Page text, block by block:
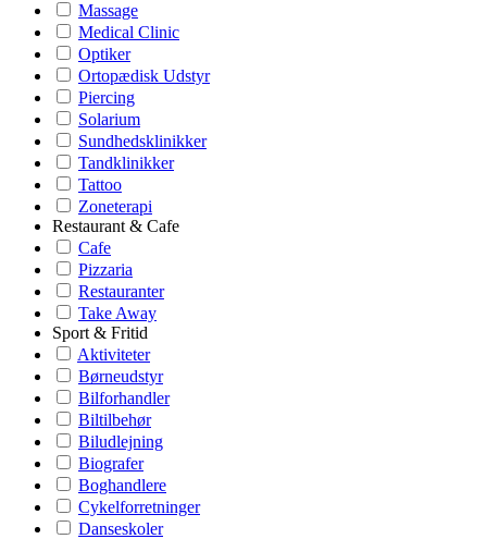
Massage
Medical Clinic
Optiker
Ortopædisk Udstyr
Piercing
Solarium
Sundhedsklinikker
Tandklinikker
Tattoo
Zoneterapi
Restaurant & Cafe
Cafe
Pizzaria
Restauranter
Take Away
Sport & Fritid
Aktiviteter
Børneudstyr
Bilforhandler
Biltilbehør
Biludlejning
Biografer
Boghandlere
Cykelforretninger
Danseskoler